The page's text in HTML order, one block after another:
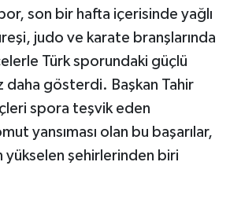
son bir hafta içerisinde yağlı
judo ve karate branşlarında
Türk sporundaki güçlü
daha gösterdi. Başkan Tahir
spora teşvik eden
yansıması olan bu başarılar,
yükselen şehirlerinden biri